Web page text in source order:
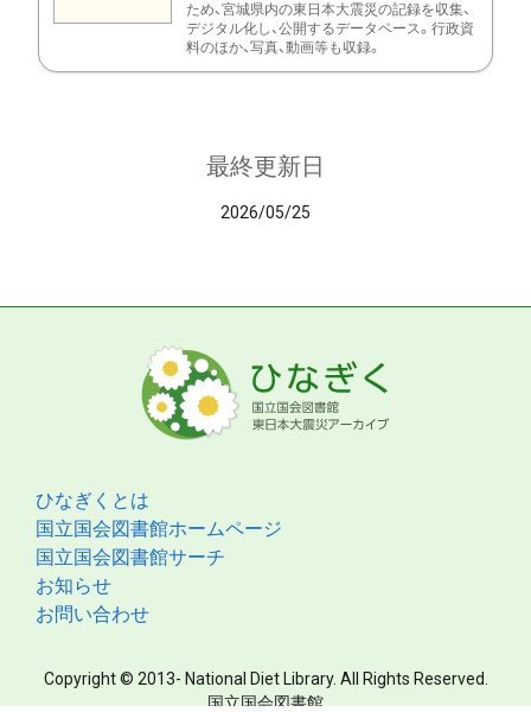
ため、宮城県内の東日本大震災の記録を収集、
デジタル化し、公開するデータベース。行政資
料のほか、写真、動画等も収録。
最終更新日
2026/05/25
ひなぎくとは
国立国会図書館ホームページ
国立国会図書館サーチ
お知らせ
お問い合わせ
Copyright © 2013- National Diet Library. All Rights Reserved.